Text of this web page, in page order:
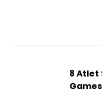
8 Atlet